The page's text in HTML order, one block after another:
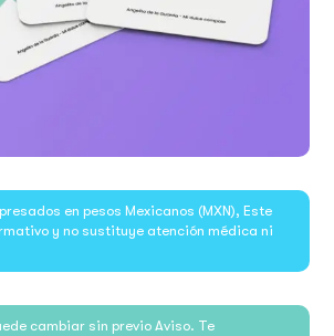
en pesos Mexicanos (MXN), Este
y no sustituye atención médica ni
cambiar sin previo Aviso. Te